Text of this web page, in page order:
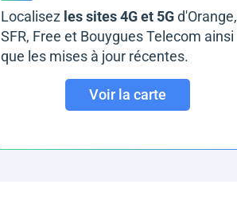
Localisez les sites 4G et 5Gd'Orange,
SFR, Free et Bouygues Telecom ainsi
que les mises à jour récentes.
Voir la carte